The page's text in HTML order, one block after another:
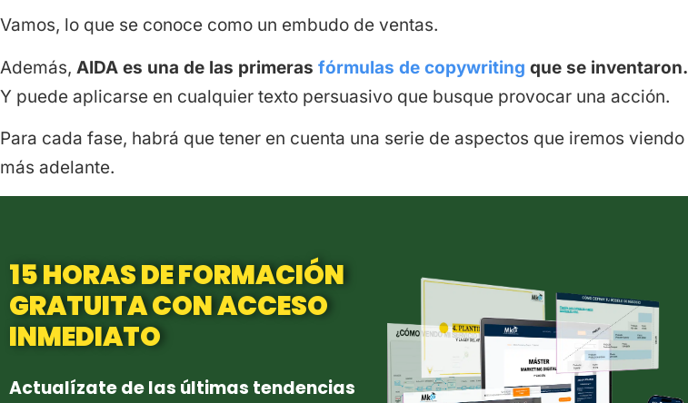
Vamos, lo que se conoce como un embudo de ventas.
Además, AIDA es una de las primeras fórmulas de copywriting que se inventaron.
Y puede aplicarse en cualquier texto persuasivo que busque provocar una acción.
Para cada fase, habrá que tener en cuenta una serie de aspectos que iremos viendo
más adelante.
15 HORAS DE FORMACIÓN
GRATUITA CON ACCESO
INMEDIATO
Actualízate de las últimas tendencias